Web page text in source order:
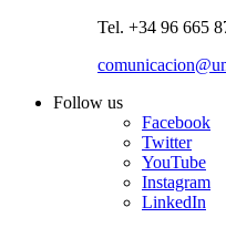
Tel. +34 96 665
Follow us
Facebook
Twitter
YouTube
Instagram
LinkedIn